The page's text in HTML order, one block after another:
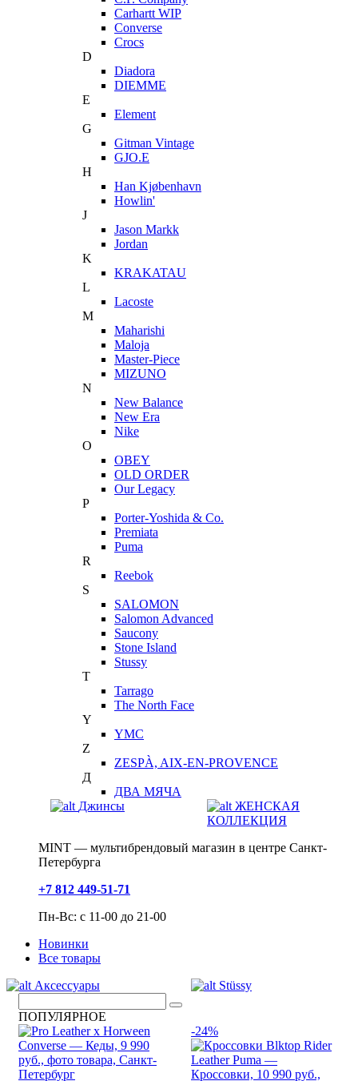
Carhartt WIP
Converse
Crocs
D
Diadora
DIEMME
E
Element
G
Gitman Vintage
GJO.E
H
Han Kjøbenhavn
Howlin'
J
Jason Markk
Jordan
K
KRAKATAU
L
Lacoste
M
Maharishi
Maloja
Master-Piece
MIZUNO
N
New Balance
New Era
Nike
O
OBEY
OLD ORDER
Our Legacy
P
Porter-Yoshida & Co.
Premiata
Puma
R
Reebok
S
SALOMON
Salomon Advanced
Saucony
Stone Island
Stussy
T
Tarrago
The North Face
Y
YMC
Z
ZESPÀ, AIX-EN-PROVENCE
Д
ДВА МЯЧА
Джинсы
ЖЕНСКАЯ
КОЛЛЕКЦИЯ
MINT — мультибрендовый магазин в центре Санкт-
Петербурга
+7 812 449-51-71
Пн-Вс: с 11-00 до 21-00
Новинки
Все товары
Аксессуары
Stüssy
ПОПУЛЯРНОЕ
-24%